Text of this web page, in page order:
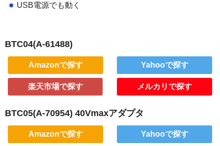
USB電源でも動く
BTC04(A-61488)
Amazonで探す
楽天市場で探す
Yahooで探す
メルカリで探す
BTC05(A-70954) 40Vmaxアダプタ
Amazonで探す Yahooで探す